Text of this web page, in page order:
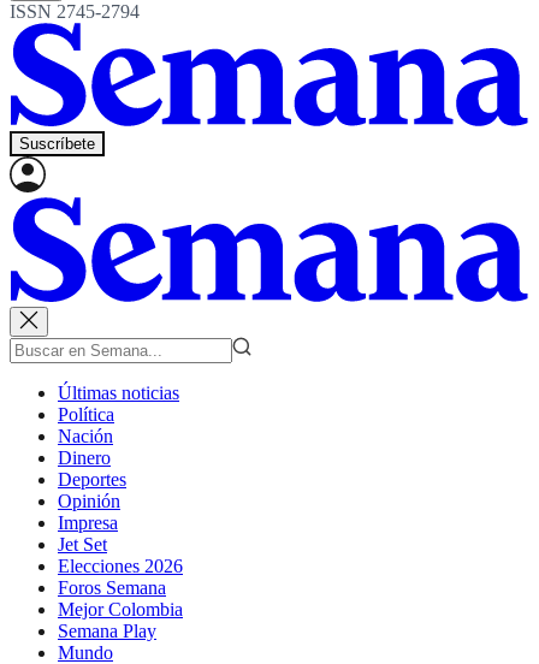
ISSN 2745-2794
Suscríbete
Últimas noticias
Política
Nación
Dinero
Deportes
Opinión
Impresa
Jet Set
Elecciones 2026
Foros Semana
Mejor Colombia
Semana Play
Mundo